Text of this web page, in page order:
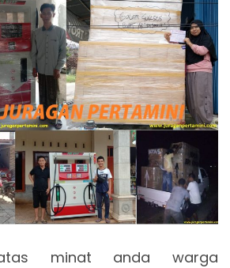
atas minat anda warga